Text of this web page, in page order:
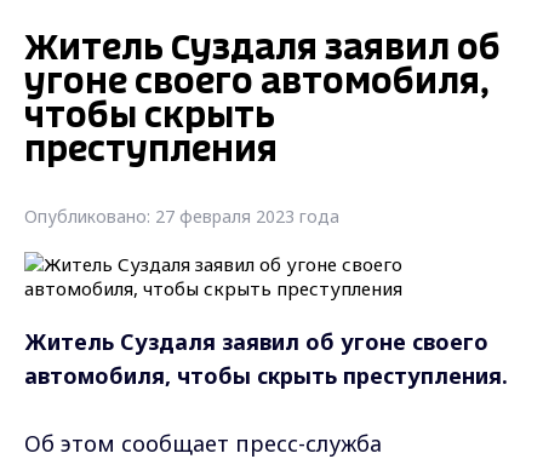
Житель Суздаля заявил об
угоне своего автомобиля,
чтобы скрыть
преступления
Опубликовано: 27 февраля 2023 года
Житель Суздаля заявил об угоне своего
автомобиля, чтобы скрыть преступления.
Об этом сообщает пресс-служба